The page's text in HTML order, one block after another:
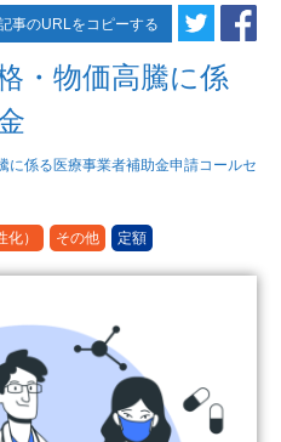
事のURLをコピーする
・物価高騰に係
に係る医療事業者補助金申請コールセ
） その他 定額